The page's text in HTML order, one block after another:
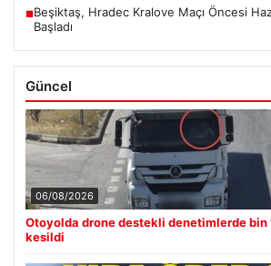
■Beşiktaş, Hradec Kralove Maçı Öncesi
Başladı
Güncel
06/08/2026
Otoyolda drone destekli denetimlerde bin
kesildi